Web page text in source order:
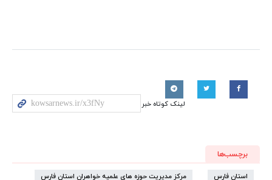
لینک کوتاه خبر
برچسب‌ها
استان فارس مرکز مدیریت حوزه های علمیه خواهران استان فارس